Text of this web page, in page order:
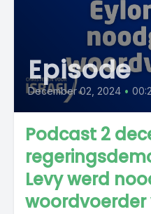
Episode
December 02, 2024 •
Podcast 2
Levy werd
woordvoerder